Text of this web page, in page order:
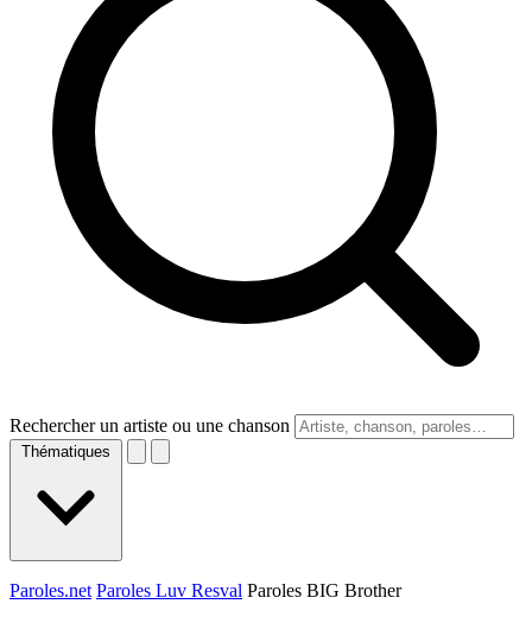
Rechercher un artiste ou une chanson
Thématiques
Paroles.net Paroles Luv Resval Paroles BIG Brother